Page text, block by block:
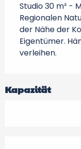
Studio 30 m² -
Regionalen
der Nähe der
Eigentümer.
verleihen.
Kapazität